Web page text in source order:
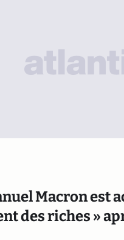
Macron est
des riches »